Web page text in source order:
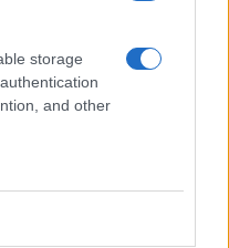
storage
and other
Gundersen e